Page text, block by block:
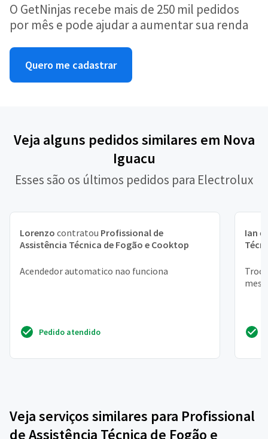
O GetNinjas recebe mais de 250 mil pedidos
por mês e pode ajudar a aumentar sua renda
Quero me cadastrar
Veja alguns pedidos similares em Nova
Iguacu
Esses são os últimos pedidos para Electrolux
Lorenzo contratou Profissional de
Assistência Técnica de Fogão e Cooktop
Acendedor automatico nao funciona
Pedido atendido
Ian
Veja serviços similares para Profissional
de Assistência Técnica de Fogão e